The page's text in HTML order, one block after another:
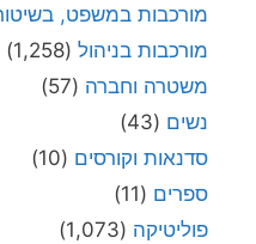
מורכבות במשפט,
מורכבות בניהול (1,258)
משטרה וחברה (57)
נשים (43)
סדנאות וקורסים (10)
ספרים (11)
פוליטיקה (1,073)